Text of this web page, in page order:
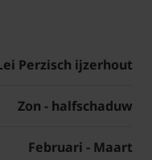
Perzisch ijzerhout
Zon - halfschaduw
Februari - Maart